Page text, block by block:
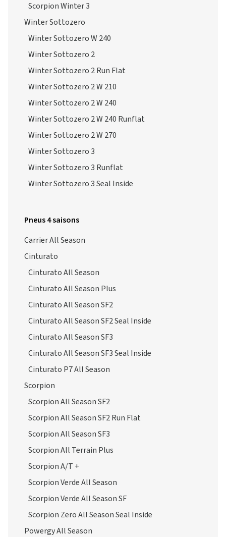
Scorpion Winter 3
Winter Sottozero
Winter Sottozero W 240
Winter Sottozero 2
Winter Sottozero 2 Run Flat
Winter Sottozero 2 W 210
Winter Sottozero 2 W 240
Winter Sottozero 2 W 240 Runflat
Winter Sottozero 2 W 270
Winter Sottozero 3
Winter Sottozero 3 Runflat
Winter Sottozero 3 Seal Inside
Pneus 4 saisons
Carrier All Season
Cinturato
Cinturato All Season
Cinturato All Season Plus
Cinturato All Season SF2
Cinturato All Season SF2 Seal Inside
Cinturato All Season SF3
Cinturato All Season SF3 Seal Inside
Cinturato P7 All Season
Scorpion
Scorpion All Season SF2
Scorpion All Season SF2 Run Flat
Scorpion All Season SF3
Scorpion All Terrain Plus
Scorpion A/T +
Scorpion Verde All Season
Scorpion Verde All Season SF
Scorpion Zero All Season Seal Inside
Powergy All Season